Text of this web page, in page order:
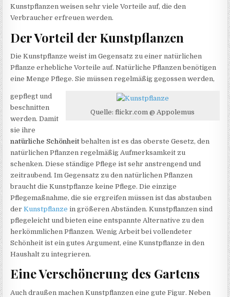
Kunstpflanzen weisen sehr viele Vorteile auf, die den
Verbraucher erfreuen werden.
Der Vorteil der Kunstpflanzen
Die Kunstpflanze weist im Gegensatz zu einer natürlichen
Pflanze erhebliche Vorteile auf. Natürliche Pflanzen benötigen
eine Menge Pflege. Sie müssen regelmäßig gegossen werden,
Quelle: flickr.com @ Appolemus
gepflegt und
beschnitten
werden. Damit
sie ihre
natürliche Schönheitbehalten ist es das oberste Gesetz, den
natürlichen Pflanzen regelmäßig Aufmerksamkeit zu
schenken. Diese ständige Pflege ist sehr anstrengend und
zeitraubend. Im Gegensatz zu den natürlichen Pflanzen
braucht die Kunstpflanze keine Pflege. Die einzige
Pflegemaßnahme, die sie ergreifen müssen ist das abstauben
derKunstpflanze in größeren Abständen. Kunstpflanzen sind
pflegeleicht und bieten eine entspannte Alternative zu den
herkömmlichen Pflanzen. Wenig Arbeit bei vollendeter
Schönheit ist ein gutes Argument, eine Kunstpflanze in den
Haushalt zu integrieren.
Eine Verschönerung des Gartens
Auch draußen machen Kunstpflanzen eine gute Figur. Neben